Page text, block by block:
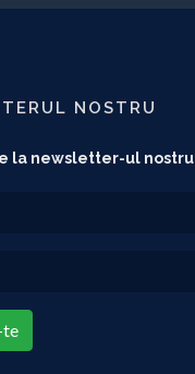
NOSTRU
la newsletter-ul nostru
te